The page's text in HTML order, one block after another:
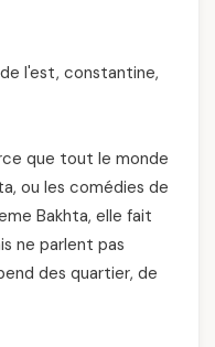
l'est, constantine,
que tout le monde
ou les comédies de
Bakhta, elle fait
ne parlent pas
des quartier, de